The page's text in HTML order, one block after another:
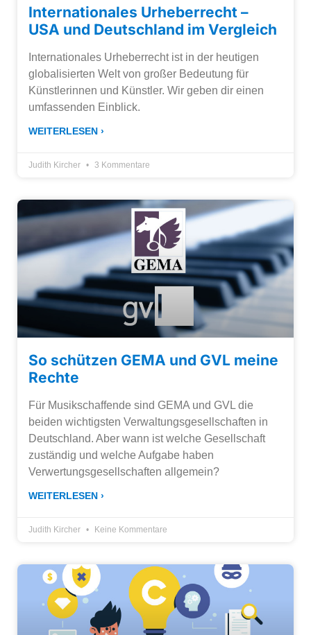
Internationales Urheberrecht –
USA und Deutschland im Vergleich
Internationales Urheberrecht ist in der heutigen
globalisierten Welt von großer Bedeutung für
Künstlerinnen und Künstler. Wir geben dir einen
umfassenden Einblick.
WEITERLESEN ›
Judith Kircher 3 Kommentare
So schützen GEMA und GVL meine
Rechte
Für Musikschaffende sind GEMA und GVL die
beiden wichtigsten Verwaltungsgesellschaften in
Deutschland. Aber wann ist welche Gesellschaft
zuständig und welche Aufgabe haben
Verwertungsgesellschaften allgemein?
WEITERLESEN ›
Judith Kircher Keine Kommentare